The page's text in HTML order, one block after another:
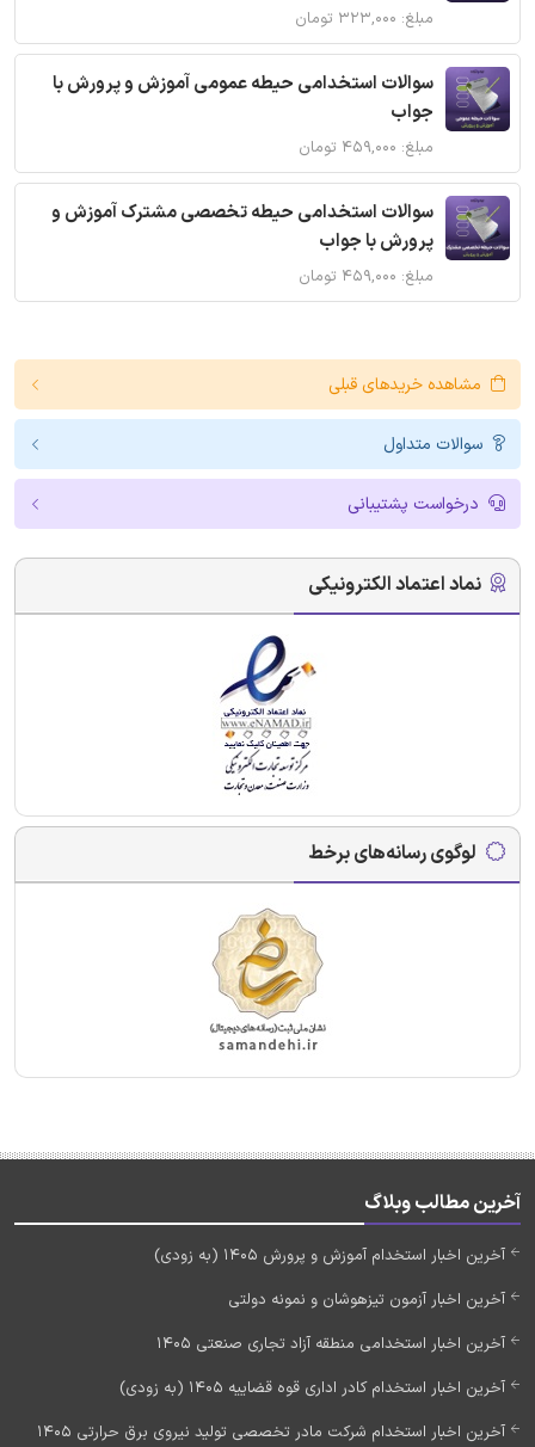
مبلغ: ۳۲۳,۰۰۰ تومان
سوالات استخدامی حیطه عمومی آموزش و پرورش با
جواب
مبلغ: ۴۵۹,۰۰۰ تومان
سوالات استخدامی حیطه تخصصی مشترک آموزش و
پرورش با جواب
مبلغ: ۴۵۹,۰۰۰ تومان
مشاهده خریدهای قبلی
سوالات متداول
درخواست پشتیبانی
نماد اعتماد الکترونیکی
لوگوی رسانه‌های برخط
آخرین مطالب وبلاگ
آخرین اخبار استخدام آموزش و پرورش 1405 (به زودی)
آخرین اخبار آزمون تیزهوشان و نمونه دولتی
آخرین اخبار استخدامی منطقه آزاد تجاری صنعتی 1405
آخرین اخبار استخدام کادر اداری قوه قضاییه 1405 (به زودی)
آخرین اخبار استخدام شرکت مادر تخصصی تولید نیروی برق حرارتی 1405